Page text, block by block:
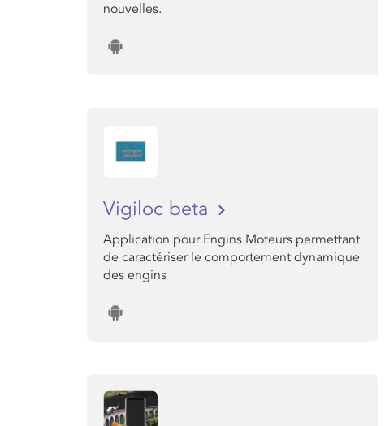
nouvelles.
Vigiloc beta
Application pour Engins Moteurs permettant
de caractériser le comportement dynamique
des engins